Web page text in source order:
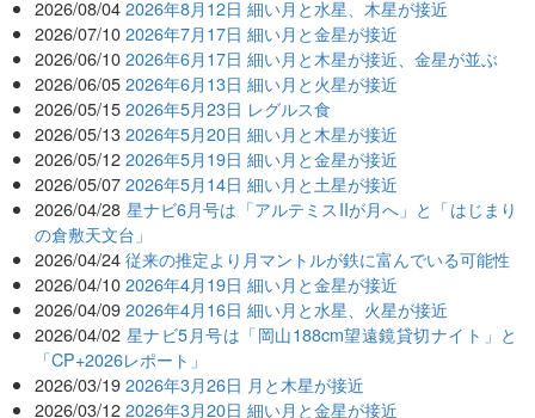
2026/08/04 2026年8月12日 細い月と水星、木星が接近
2026/07/10 2026年7月17日 細い月と金星が接近
2026/06/10 2026年6月17日 細い月と木星が接近、金星が並ぶ
2026/06/05 2026年6月13日 細い月と火星が接近
2026/05/15 2026年5月23日 レグルス食
2026/05/13 2026年5月20日 細い月と木星が接近
2026/05/12 2026年5月19日 細い月と金星が接近
2026/05/07 2026年5月14日 細い月と土星が接近
2026/04/28 星ナビ6月号は「アルテミスIIが月へ」と「はじまり
の倉敷天文台」
2026/04/24 従来の推定より月マントルが鉄に富んでいる可能性
2026/04/10 2026年4月19日 細い月と金星が接近
2026/04/09 2026年4月16日 細い月と水星、火星が接近
2026/04/02 星ナビ5月号は「岡山188cm望遠鏡貸切ナイト」と
「CP+2026レポート」
2026/03/19 2026年3月26日 月と木星が接近
2026/03/12 2026年3月20日 細い月と金星が接近